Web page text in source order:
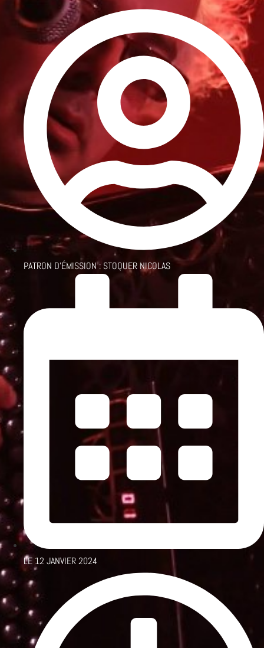
PATRON D'ÉMISSION :STOQUER NICOLAS
LE 12 JANVIER 2024